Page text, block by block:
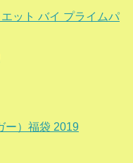
ット バイ プライムパ
ー）福袋 2019